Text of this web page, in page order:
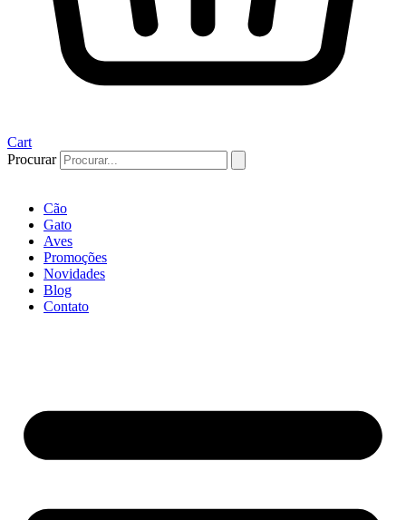
Cart
Procurar
Cão
Gato
Aves
Promoções
Novidades
Blog
Contato